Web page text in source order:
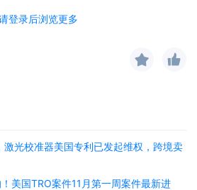
登录后浏览更多
术品，并授权制造商和其他公司使用这
通过与原作者Marina Smorodinskaia签署
版权保护的作品，未经允许不得使用！
光校准器美国专利已发起维权，跨境卖
美国TRO案件11月第一周案件最新进